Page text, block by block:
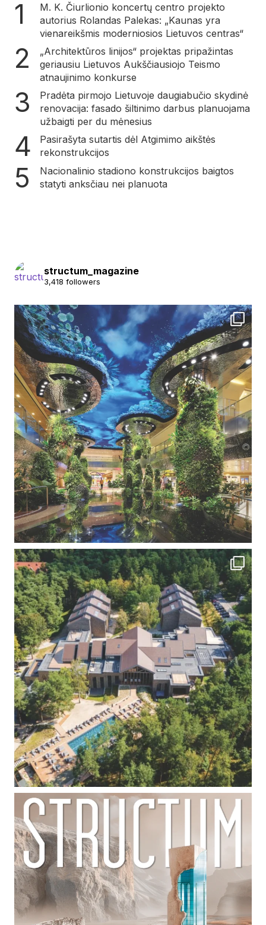
M. K. Čiurlionio koncertų centro projekto
autorius Rolandas Palekas: „Kaunas yra
vienareikšmis moderniosios Lietuvos centras“
„Architektūros linijos“ projektas pripažintas
geriausiu Lietuvos Aukščiausiojo Teismo
atnaujinimo konkurse
Pradėta pirmojo Lietuvoje daugiabučio skydinė
renovacija: fasado šiltinimo darbus planuojama
užbaigti per du mėnesius
Pasirašyta sutartis dėl Atgimimo aikštės
rekonstrukcijos
Nacionalinio stadiono konstrukcijos baigtos
statyti anksčiau nei planuota
structum_magazine
3,418 followers